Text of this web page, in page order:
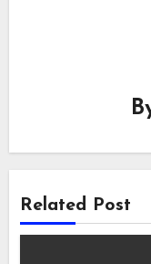
Related Post